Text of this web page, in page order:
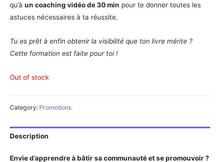
qu’à un coaching vidéode 30 min pour te donner toutes les
astuces nécessaires à ta réussite.
Tu es prêt à enfin obtenir la visibilité que ton livre mérite ?
Cette formation est faite pour toi !
Out of stock
Category: Promotions
Description
Envie d’apprendre à bâtir sa communauté et se promouvoir ?